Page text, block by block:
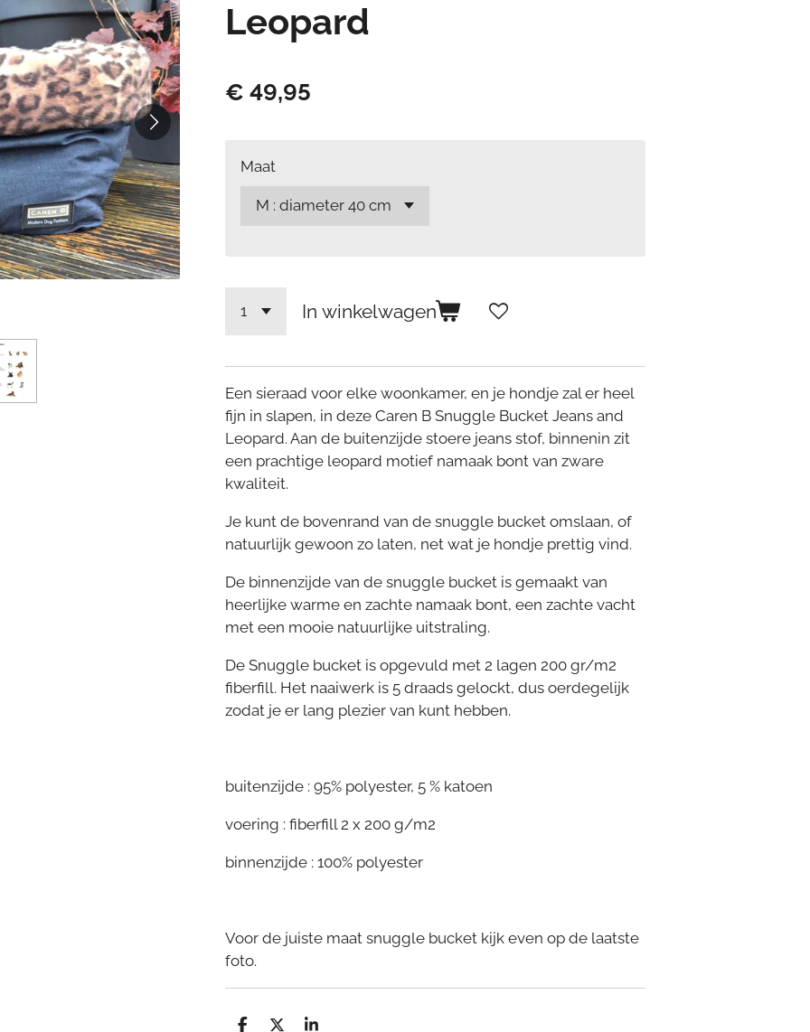
Leopard
€ 49,95
Maat
In winkelwagen
Een sieraad voor elke woonkamer, en je hondje zal er heel
fijn in slapen, in deze Caren B Snuggle Bucket Jeans and
Leopard. Aan de buitenzijde stoere jeans stof, binnenin zit
een prachtige leopard motief namaak bont van zware
kwaliteit.
Je kunt de bovenrand van de snuggle bucket omslaan, of
natuurlijk gewoon zo laten, net wat je hondje prettig vind.
De binnenzijde van de snuggle bucket is gemaakt van
heerlijke warme en zachte namaak bont, een zachte vacht
met een mooie natuurlijke uitstraling.
De Snuggle bucket is opgevuld met 2 lagen 200 gr/m2
fiberfill. Het naaiwerk is 5 draads gelockt, dus oerdegelijk
zodat je er lang plezier van kunt hebben.
buitenzijde : 95% polyester, 5 % katoen
voering : fiberfill 2 x 200 g/m2
binnenzijde : 100% polyester
Voor de juiste maat snuggle bucket kijk even op de laatste
foto.